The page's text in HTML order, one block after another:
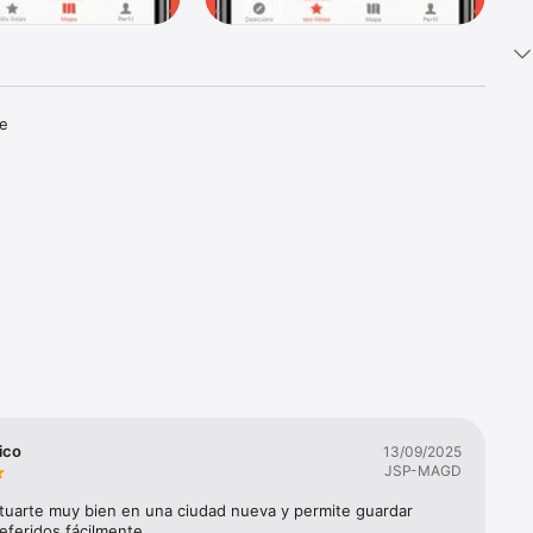
Con
13/09/2025
JSP-MAGD
muy bien en una ciudad nueva y permite guardar